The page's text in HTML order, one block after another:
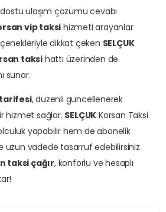
ulaşım çözümü cevabı
vip taksi hizmeti arayanlar
dikkat çeken SELÇUK
taksi hattı üzerinden de
sunar.
, düzenli güncellenerek
hizmet sağlar. SELÇUK Korsan Taksi
yapabilir hem de abonelik
uzun vadede tasarruf edebilirsiniz.
taksi çağır, konforlu ve hesaplı